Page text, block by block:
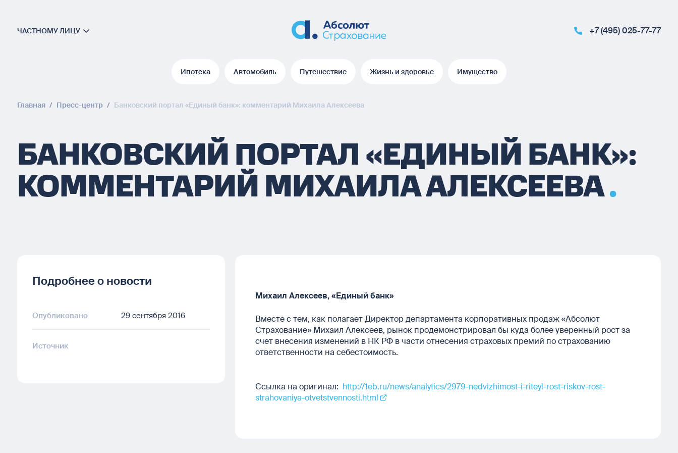
ЧАСТНОМУ ЛИЦУ +7 (495) 025-77-77
Ипотека Автомобиль Путешествие Жизнь и здоровье Имущество
Главная / Пресс-центр / Банковский портал «Единый банк»: комментарий Михаила Алексеева
БАНКОВСКИЙ ПОРТАЛ «ЕДИНЫЙ БАНК»:
КОММЕНТАРИЙ МИХАИЛА АЛЕКСЕЕВА
Подробнее о новости
Опубликовано 29 сентября 2016
Источник
Михаил Алексеев, «Единый банк»
Вместе с тем, как полагает Директор департамента корпоративных продаж «Абсолют
Страхование» Михаил Алексеев, рынок продемонстрировал бы куда более уверенный рост за
счет внесения изменений в НК РФ в части отнесения страховых премий по страхованию
ответственности на себестоимость.
Ссылка на оригинал: http://1eb.ru/news/analytics/2979-nedvizhimost-i-riteyl-rost-riskov-rost-
strahovaniya-otvetstvennosti.html